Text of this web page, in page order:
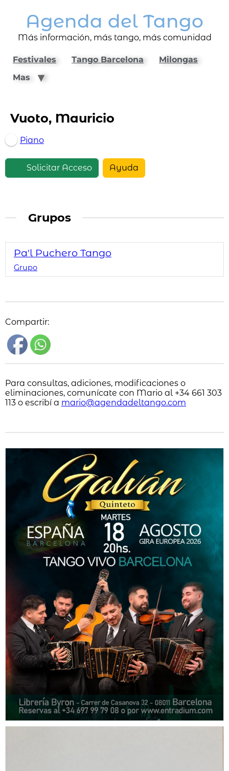
Agenda del Tango
Más información, más tango, más comunidad
Festivales Tango Barcelona
Milongas
Mas
Vuoto, Mauricio
Piano
Solicitar Acceso Ayuda
Grupos
Pa'l Puchero Tango
Grupo
Compartir:
Para consultas, adiciones, modificaciones o
eliminaciones, comunícate con Mario al +34 661 303
113 o escribí a mario@agendadeltango.com